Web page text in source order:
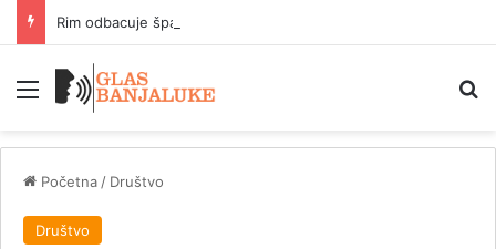
Rim odbacuje španski ultimatum zbog kontrola na granici
Meni
Početna / Društvo
Društvo